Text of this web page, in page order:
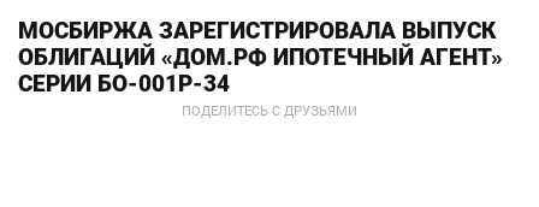
ПОДЕЛИТЕСЬ С ДРУЗЬЯМИ
МОСБИРЖА ЗАРЕГИСТРИРОВАЛА ВЫПУСК
ОБЛИГАЦИЙ «ДОМ.РФ ИПОТЕЧНЫЙ АГЕНТ»
СЕРИИ БО-001P-34